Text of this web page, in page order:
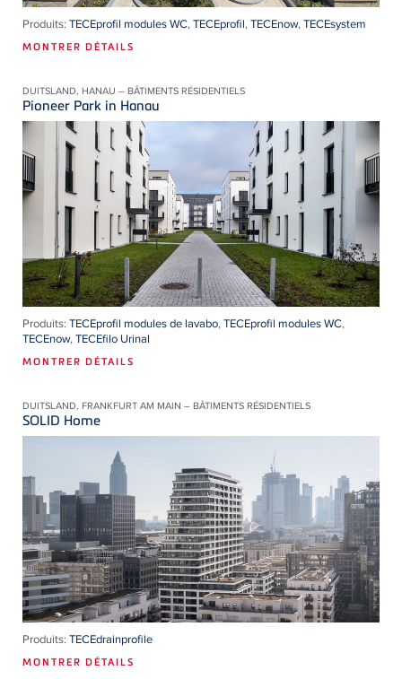
Produits: TECEprofil modules WC,TECEprofil,TECEnow,TECEsystem
MONTRER DÉTAILS
DUITSLAND, HANAU – BÂTIMENTS RÉSIDENTIELS
Pioneer Park in Hanau
Produits: TECEprofil modules de lavabo,TECEprofil modules WC,
TECEnow,TECEfilo Urinal
MONTRER DÉTAILS
DUITSLAND, FRANKFURT AM MAIN – BÂTIMENTS RÉSIDENTIELS
SOLID Home
Produits: TECEdrainprofile
MONTRER DÉTAILS